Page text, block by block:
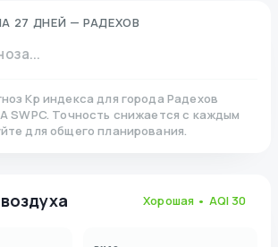
27 ДНЕЙ — РАДЕХОВ
Kp индекса для города Радехов
SWPC. Точность снижается с каждым
для общего планирования.
Хорошая • AQI 30